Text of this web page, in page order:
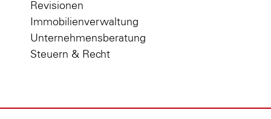
Revisionen
Immobilienverwaltung
Unternehmensberatung
Steuern & Recht